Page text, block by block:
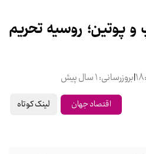
و پوتین؛ روسیه تحریم
|بروزرسانی: 1 سال پیش
اقتصاد جهان لینک کوتاه